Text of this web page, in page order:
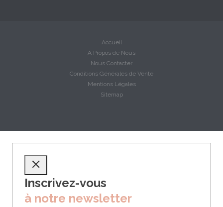
Accueil
A Propos de Nous
Nous Contacter
Conditions Générales de Vente
Mentions Légales
Sitemap
Inscrivez-vous
à notre newsletter